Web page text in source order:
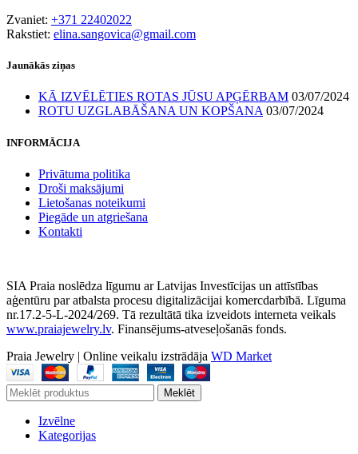
Zvaniet: +371 22402022
Rakstiet: elina.sangovica@gmail.com
Jaunākās ziņas
KĀ IZVĒLĒTIES ROTAS JŪSU APĢĒRBAM 03/07/2024
ROTU UZGLABĀŠANA UN KOPŠANA 03/07/2024
INFORMĀCIJA
Privātuma politika
Droši maksājumi
Lietošanas noteikumi
Piegāde un atgriešana
Kontakti
SIA Praia noslēdza līgumu ar Latvijas Investīcijas un attīstības
aģentūru par atbalsta procesu digitalizācijai komercdarbībā. Līguma
nr.17.2-5-L-2024/269. Tā rezultātā tika izveidots interneta veikals
www.praiajewelry.lv. Finansējums-atveseļošanās fonds.
Praia Jewelry | Online veikalu izstrādāja WD Market
Meklēt
Izvēlne
Kategorijas